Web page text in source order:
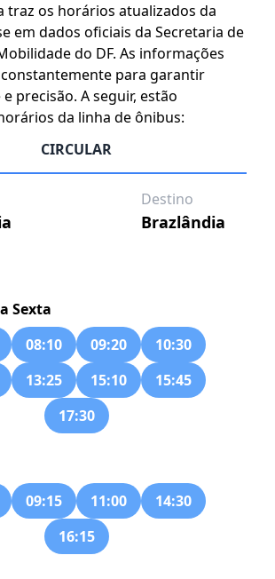
traz os horários atualizados da
em dados oficiais da Secretaria de
do DF. As informações
para garantir
precisão. A seguir, estão
da linha de ônibus:
CIRCULAR
Destino
Brazlândia
Sexta
08:10 09:20
10:30
13:25 15:10
15:45
17:30
09:15 11:00
14:30
16:15